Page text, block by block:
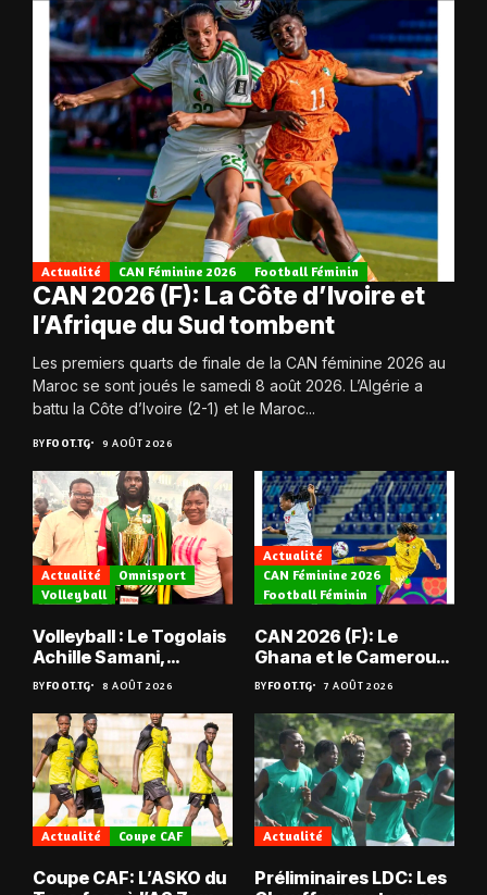
Actualité CAN Féminine 2026 Football Féminin
CAN 2026 (F): La Côte d’Ivoire et
l’Afrique du Sud tombent
Les premiers quarts de finale de la CAN féminine 2026 au
Maroc se sont joués le samedi 8 août 2026. L’Algérie a
battu la Côte d’Ivoire (2-1) et le Maroc...
BYFOOT.TG 9 AOÛT 2026
Actualité
Omnisport
Volleyball
Volleyball : Le Togolais
Achille Samani,
champion du Bénin !
BYFOOT.TG 8 AOÛT 2026
Actualité
CAN Féminine 2026
Football Féminin
CAN 2026 (F): Le
Ghana et le Cameroun
en quarts
BYFOOT.TG 7 AOÛT 2026
Actualité Coupe CAF
Coupe CAF: L’ASKO du
Actualité
Préliminaires LDC: Les